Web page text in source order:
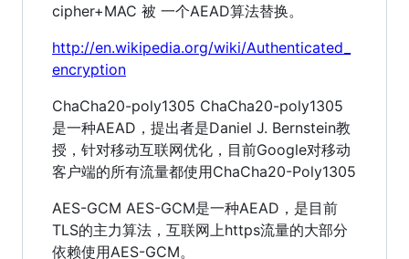
cipher+MAC 被 一个AEAD算法替换。
http://en.wikipedia.org/wiki/Authenticated_
encryption
ChaCha20-poly1305 ChaCha20-poly1305
是一种AEAD，提出者是Daniel J. Bernstein教
授，针对移动互联网优化，目前Google对移动
客户端的所有流量都使用ChaCha20-Poly1305
AES-GCM AES-GCM是一种AEAD，是目前
TLS的主力算法，互联网上https流量的大部分
依赖使用AES-GCM。